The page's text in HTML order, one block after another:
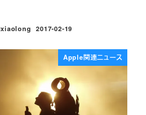
xiaolong
投稿日
2017-02-19
Apple関連ニュース